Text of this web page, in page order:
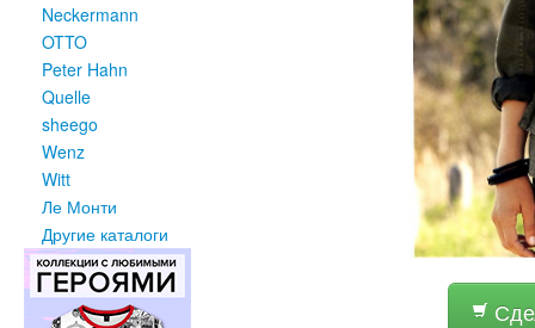
Neckermann
OTTO
Peter Hahn
Quelle
sheego
Wenz
Witt
Ле Монти
Другие каталоги